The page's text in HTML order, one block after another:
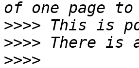
>>>>
>>>>
>>>>